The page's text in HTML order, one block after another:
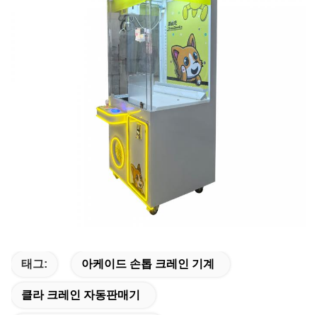
태그: 아케이드 손톱 크레인 기계
클라 크레인 자동판매기